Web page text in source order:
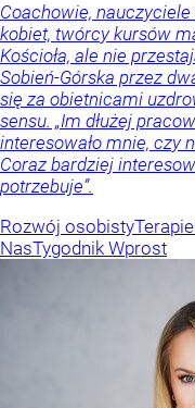
Coachowie,
kobiet, twórcy kursów
Kościoła, ale nie
Sobień-Górska przez
się za obietnicami
sensu. „Im dłużej
interesowało mnie, czy
Coraz bardziej
potrzebuje”.
Rozwój osobistyTerapie
NasTygodnik Wprost